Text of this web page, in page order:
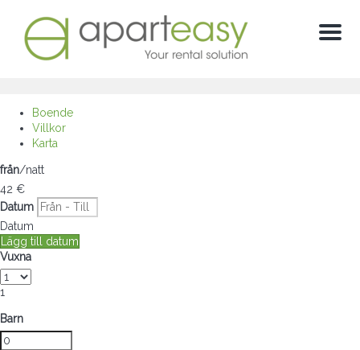
Meny
Boende
Villkor
Karta
från/natt
42 €
Datum
Datum
Lägg till datum
Vuxna
1
Barn